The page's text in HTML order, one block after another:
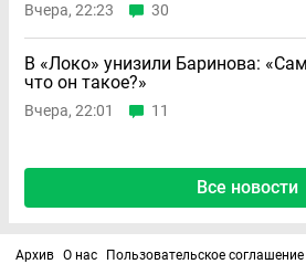
Вчера, 22:23 30
В «Локо» унизили Баринова:
что он такое?»
Вчера, 22:01 11
Все новости
Архив О нас Пользовательское соглашение